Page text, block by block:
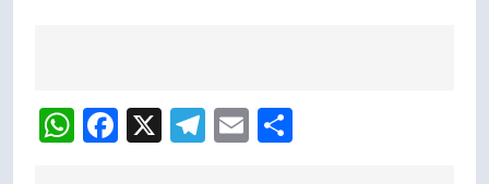
navigation
WhatsApp
Facebook
X Telegram
Email